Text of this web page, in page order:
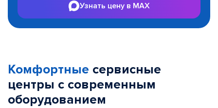
Узнать цену в MAX
Комфортные сервисные
центры с современным
оборудованием